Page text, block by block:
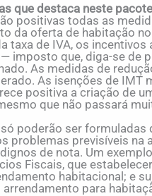
que destaca neste
positivas todas as
da oferta de habitação
taxa de IVA, os
imposto que, diga-se de
As medidas de
As isenções de IMT
positiva a criação de
que não passará
poderão ser
problemas previsíveis na
de nota. Um
Fiscais, que
habitacional; e
para